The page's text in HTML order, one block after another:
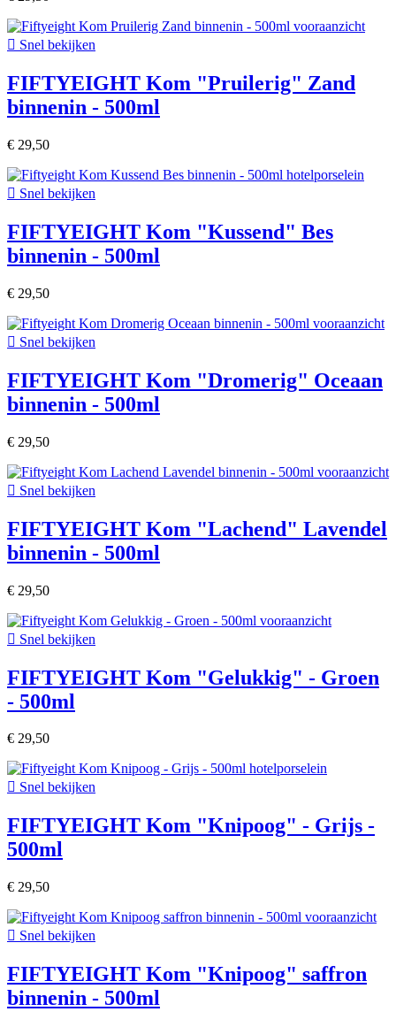
 Snel bekijken
FIFTYEIGHT Kom "Pruilerig" Zand
binnenin - 500ml
€ 29,50
 Snel bekijken
FIFTYEIGHT Kom "Kussend" Bes
binnenin - 500ml
€ 29,50
 Snel bekijken
FIFTYEIGHT Kom "Dromerig" Oceaan
binnenin - 500ml
€ 29,50
 Snel bekijken
FIFTYEIGHT Kom "Lachend" Lavendel
binnenin - 500ml
€ 29,50
 Snel bekijken
FIFTYEIGHT Kom "Gelukkig" - Groen
- 500ml
€ 29,50
 Snel bekijken
FIFTYEIGHT Kom "Knipoog" - Grijs -
500ml
€ 29,50
 Snel bekijken
FIFTYEIGHT Kom "Knipoog" saffron
binnenin - 500ml